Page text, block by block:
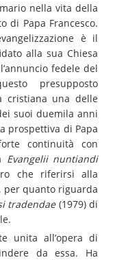
nella vita della
di Papa Francesco.
è il
alla sua Chiesa
fedele del
presupposto
cristiana una delle
suoi duemila anni
prospettiva di Papa
continuità con
Evangelii nuntiandi
che riferirsi alla
per quanto riguarda
tradendae(1979) di
unita all’opera di
da essa. Ha